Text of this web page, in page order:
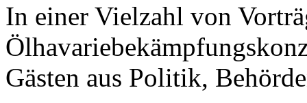
In einer Vielzahl von
Gästen aus Politik,